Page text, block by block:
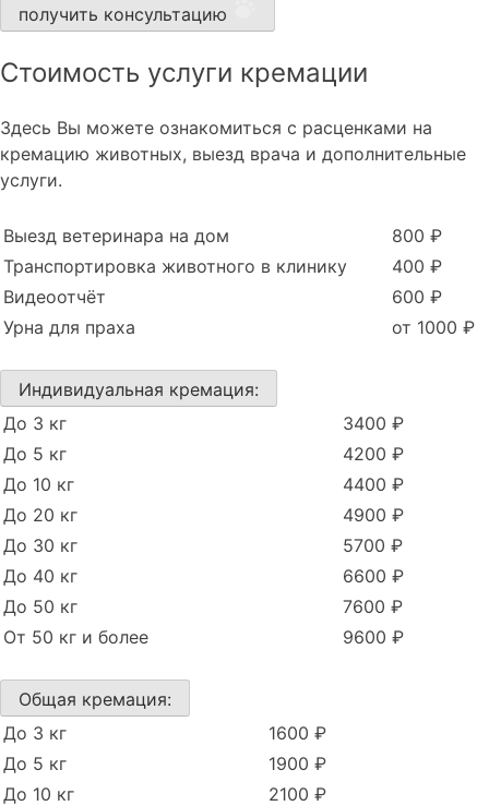
получить консультацию
Стоимость услуги кремации
Здесь Вы можете ознакомиться с расценками на
кремацию животных, выезд врача и дополнительные
услуги.
Выезд ветеринара на дом
800 ₽
Транспортировка животного в клинику
400 ₽
Видеоотчёт
600 ₽
Урна для праха
от 1000 ₽
Индивидуальная кремация:
До 3 кг
3400 ₽
До 5 кг
4200 ₽
До 10 кг
4400 ₽
До 20 кг
4900 ₽
До 30 кг
5700 ₽
До 40 кг
6600 ₽
До 50 кг
7600 ₽
От 50 кг и более
9600 ₽
Общая кремация:
До 3 кг
1600 ₽
До 5 кг
1900 ₽
До 10 кг
2100 ₽